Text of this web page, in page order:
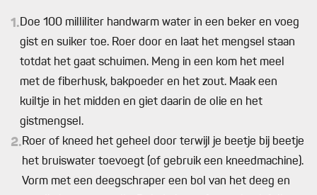
1.Doe 100 milliliter handwarm water in een beker en voeg
gist en suiker toe. Roer door en laat het mengsel staan
totdat het gaat schuimen. Meng in een kom het meel
met de fiberhusk, bakpoeder en het zout. Maak een
kuiltje in het midden en giet daarin de olie en het
gistmengsel.
2.Roer of kneed het geheel door terwijl je beetje bij beetje
het bruiswater toevoegt (of gebruik een kneedmachine).
Vorm met een deegschraper een bol van het deeg en